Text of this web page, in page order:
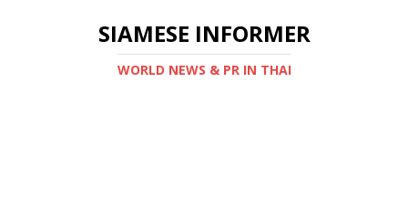
SIAMESE INFORMER
WORLD NEWS & PR IN THAI